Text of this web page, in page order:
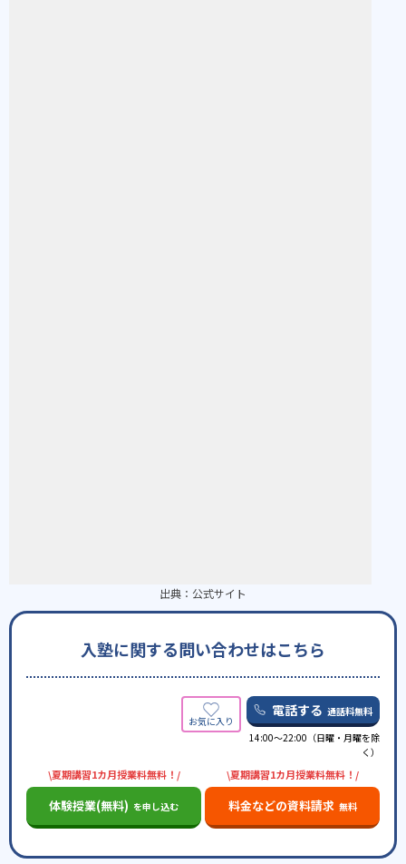
出典： 公式サイト
入塾に関する問い合わせはこちら
電話する 通話料無料
14:00〜22:00（日曜・月曜を除
く）
\夏期講習1カ月授業料無料！/
体験授業(無料) を申し込む
\夏期講習1カ月授業料無料！/
料金などの資料請求 無料